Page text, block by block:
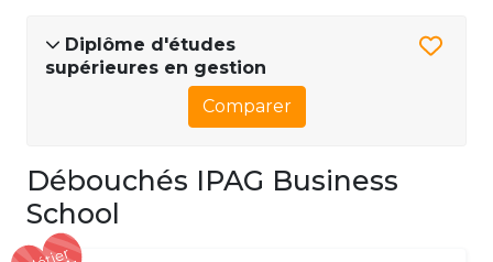
Diplôme d'études
supérieures en gestion
Comparer
Débouchés IPAG Business
School